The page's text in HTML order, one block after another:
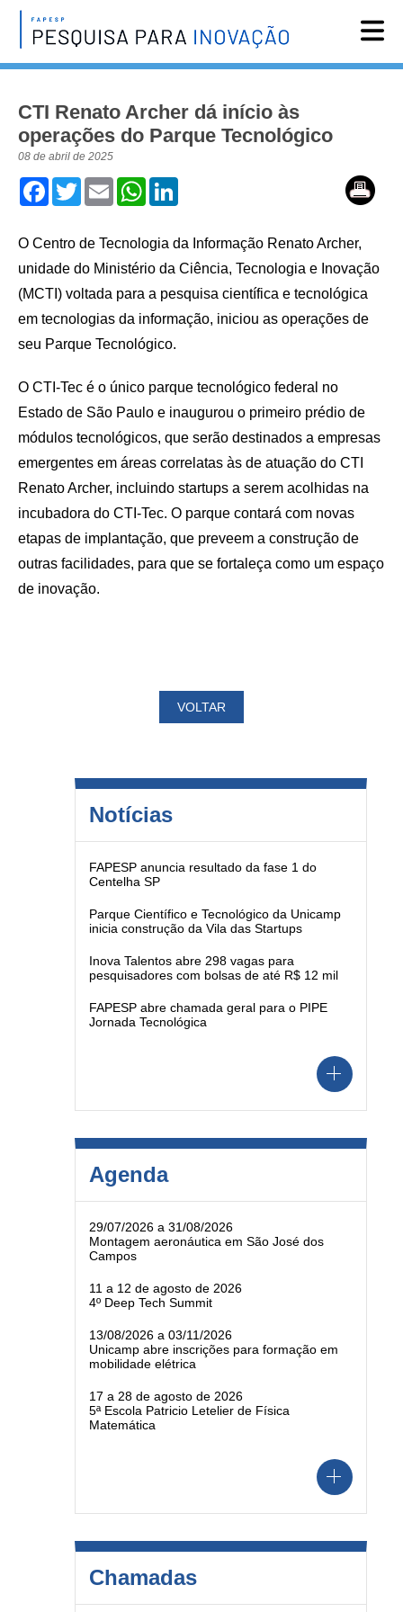
Notícias
Agenda
English
CTI Renato Archer dá início às
operações do Parque Tecnológico
08 de abril de 2025
Facebook
TwitterEmailWhatsApp
O Centro de Tecnologia da Informação Renato Archer,
unidade do Ministério da Ciência, Tecnologia e Inovação
(MCTI) voltada para a pesquisa científica e tecnológica
em tecnologias da informação, iniciou as operações de
seu Parque Tecnológico.
O CTI-Tec é o único parque tecnológico federal no
Estado de São Paulo e inaugurou o primeiro prédio de
módulos tecnológicos, que serão destinados a empresas
emergentes em áreas correlatas às de atuação do CTI
Renato Archer, incluindo startups a serem acolhidas na
incubadora do CTI-Tec. O parque contará com novas
etapas de implantação, que preveem a construção de
outras facilidades, para que se fortaleça como um espaço
de inovação.
VOLTAR
Notícias
FAPESP anuncia resultado da fase 1 do
Centelha SP
Parque Científico e Tecnológico da Unicamp
inicia construção da Vila das Startups
Inova Talentos abre 298 vagas para
pesquisadores com bolsas de até R$ 12 mil
FAPESP abre chamada geral para o PIPE
Jornada Tecnológica
Agenda
29/07/2026 a 31/08/2026
Montagem aeronáutica em São José dos
Campos
11 a 12 de agosto de 2026
4º Deep Tech Summit
13/08/2026 a 03/11/2026
Unicamp abre inscrições para formação em
mobilidade elétrica
17 a 28 de agosto de 2026
5ª Escola Patricio Letelier de Física
Matemática
Chamadas